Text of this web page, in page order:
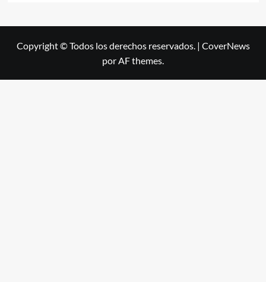
Copyright © Todos los derechos reservados. | CoverNews
por AF themes.